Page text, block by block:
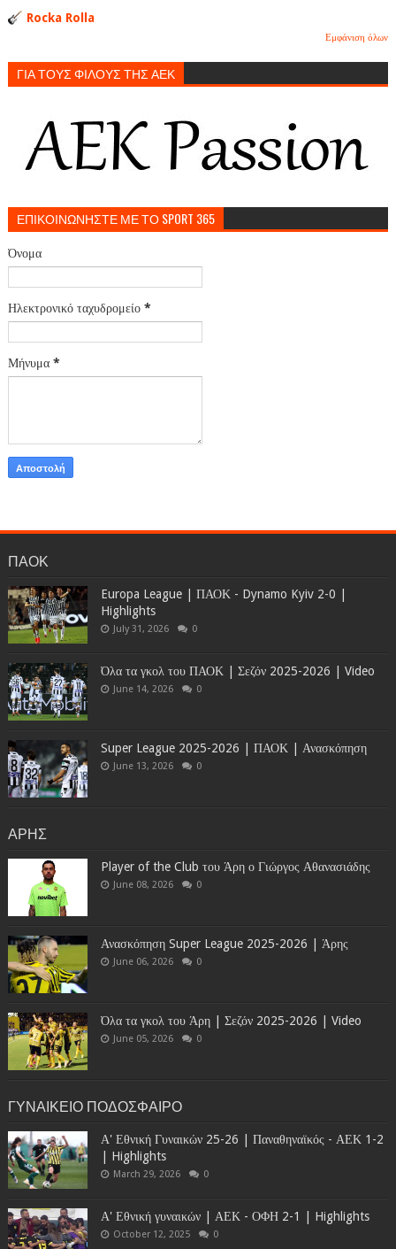
Rocka Rolla
Εμφάνιση όλων
ΓΙΑ ΤΟΥΣ ΦΙΛΟΥΣ ΤΗΣ ΑΕΚ
ΕΠΙΚΟΙΝΩΝΗΣΤΕ ΜΕ ΤΟ SPORT 365
Όνομα
Ηλεκτρονικό ταχυδρομείο *
Μήνυμα *
ΠΑΟΚ
Europa League | ΠΑΟΚ - Dynamo Kyiv 2-0 |
Highlights
July 31, 2026 0
Όλα τα γκολ του ΠΑΟΚ | Σεζόν 2025-2026 | Video
June 14, 2026 0
Super League 2025-2026 | ΠΑΟΚ | Ανασκόπηση
June 13, 2026 0
ΑΡΗΣ
Player of the Club του Άρη ο Γιώργος Αθανασιάδης
June 08, 2026 0
Ανασκόπηση Super League 2025-2026 | Άρης
June 06, 2026 0
Όλα τα γκολ του Άρη | Σεζόν 2025-2026 | Video
June 05, 2026 0
ΓΥΝΑΙΚΕΙΟ ΠΟΔΟΣΦΑΙΡΟ
Α' Εθνική Γυναικών 25-26 | Παναθηναϊκός - ΑΕΚ 1-2
| Highlights
March 29, 2026 0
Α' Εθνική γυναικών | ΑΕΚ - ΟΦΗ 2-1 | Highlights
October 12, 2025 0